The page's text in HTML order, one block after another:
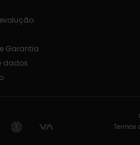
Garantia
dados
Termos